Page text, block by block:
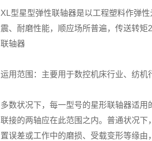
XL型星型弹性联轴器是以工程塑料作弹
震、耐磨性能，顺应场所普遍，传送转
联轴器
运用范围：主要用于数控机床行业、纺机
多数状况下，每一型号的星形联轴器适
联接的两轴应在此范围之内。普通状况
置误差或工作中的磨损、受载变形等缘